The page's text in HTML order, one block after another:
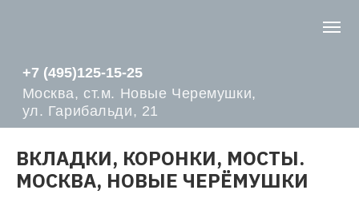
Москва, ст.м. Новые Черемушки,
ул. Гарибальди, 21
ВКЛАДКИ, КОРОНКИ, МОСТЫ.
МОСКВА, НОВЫЕ ЧЕРЁМУШКИ